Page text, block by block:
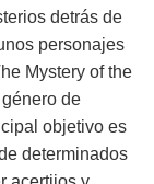
detrás de
personajes
Mystery of the
de
objetivo es
determinados